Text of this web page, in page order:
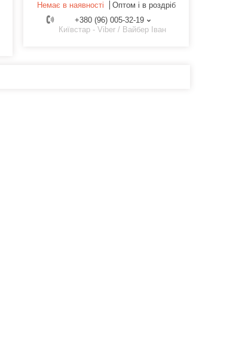
Немає в наявності
Оптом і в роздріб
+380 (96) 005-32-19
Київстар - Viber / Вайбер Іван